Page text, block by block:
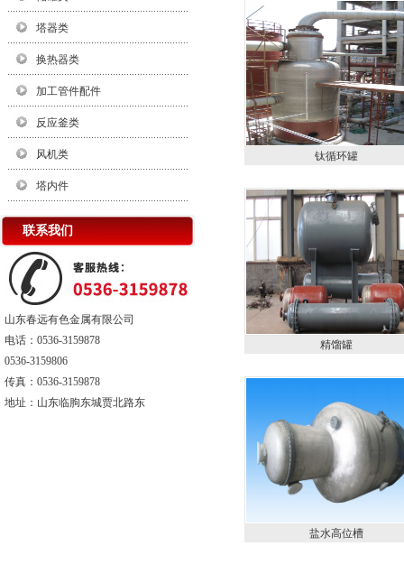
塔器类
换热器类
加工管件配件
反应釜类
风机类
塔内件
联系我们
山东春远有色金属有限公司
电话：0536-3159878
0536-3159806
传真：0536-3159878
地址：山东临朐东城贾北路东
钛循环罐
精馏罐
盐水高位槽